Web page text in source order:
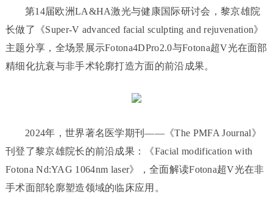
第14届欧洲LA&HA激光与健康国际研讨会，黎京雄院
长做了《Super-V advanced facial sculpting and rejuvenation》
主题分享，全场景展示Fotona4DPro2.0与Fotona超V光在面部
精细化抗衰与非手术轮廓打造方面的前沿成果。
2024年，世界著名医学期刊——《The PMFA Journal》
刊登了黎京雄院长的前沿成果：《Facial modification with
Fotona Nd:YAG 1064nm laser》，全面解读Fotona超V光在非
手术面部轮廓塑造领域的临床应用。